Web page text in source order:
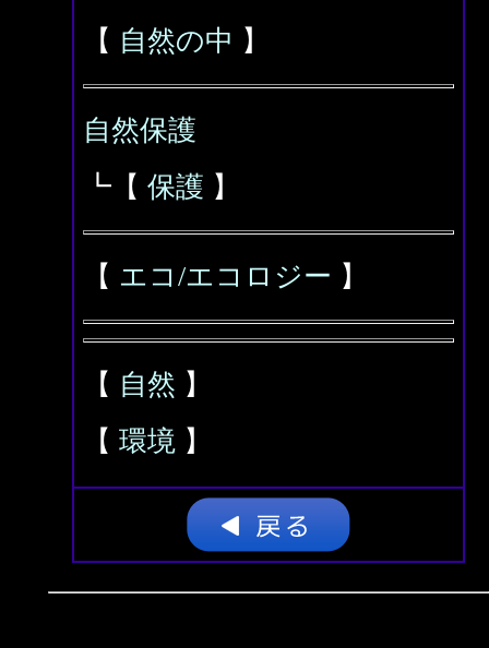
【 自然の中 】
自然保護
┗【 保護 】
【 エコ/エコロジー 】
【 自然 】
【 環境 】